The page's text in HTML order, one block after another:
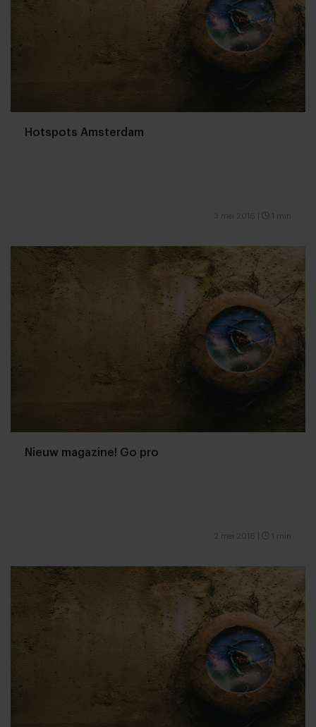
Hotspots Amsterdam
3 mei 2016 1 min
Nieuw magazine! Go pro
2 mei 2016 1 min